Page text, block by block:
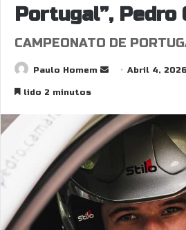
Portugal”, Pedro
CAMPEONATO DE
Paulo Homem
SendAbril 4, 2026
lido 2 minutos